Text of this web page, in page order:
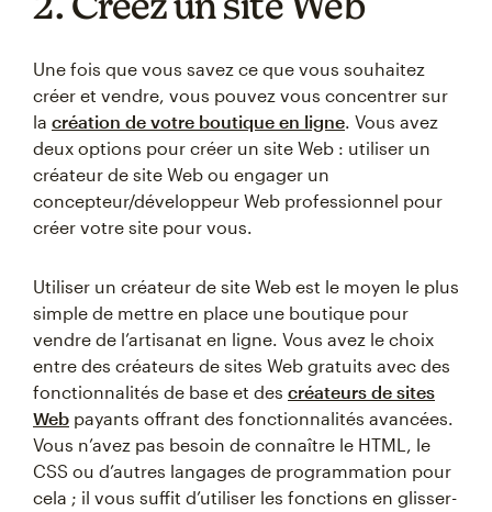
Une fois que vous savez ce que vous souhaitez
créer et vendre, vous pouvez vous concentrer sur
la création de votre boutique en ligne. Vous avez
deux options pour créer un site Web : utiliser un
créateur de site Web ou engager un
concepteur/développeur Web professionnel pour
créer votre site pour vous.
Utiliser un créateur de site Web est le moyen le plus
simple de mettre en place une boutique pour
vendre de l’artisanat en ligne. Vous avez le choix
entre des créateurs de sites Web gratuits avec des
fonctionnalités de base et des créateurs de sites
Web payants offrant des fonctionnalités avancées.
Vous n’avez pas besoin de connaître le HTML, le
CSS ou d’autres langages de programmation pour
cela ; il vous suffit d’utiliser les fonctions en glisser-